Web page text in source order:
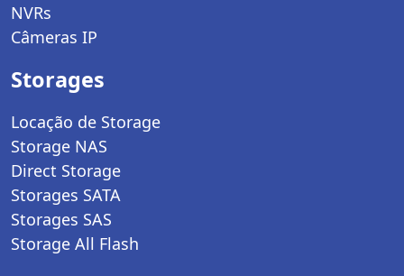
NVRs
Câmeras IP
Storages
Locação de Storage
Storage NAS
Direct Storage
Storages SATA
Storages SAS
Storage All Flash